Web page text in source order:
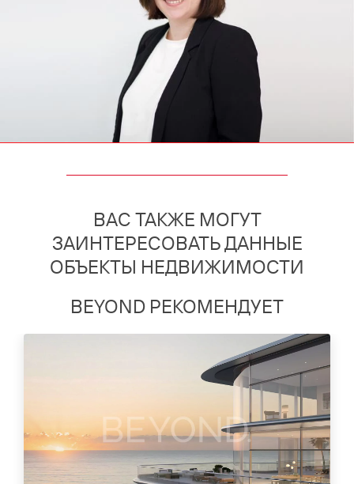
ВАС ТАКЖЕ МОГУТ
ЗАИНТЕРЕСОВАТЬ ДАННЫЕ
ОБЪЕКТЫ НЕДВИЖИМОСТИ
BEYOND РЕКОМЕНДУЕТ